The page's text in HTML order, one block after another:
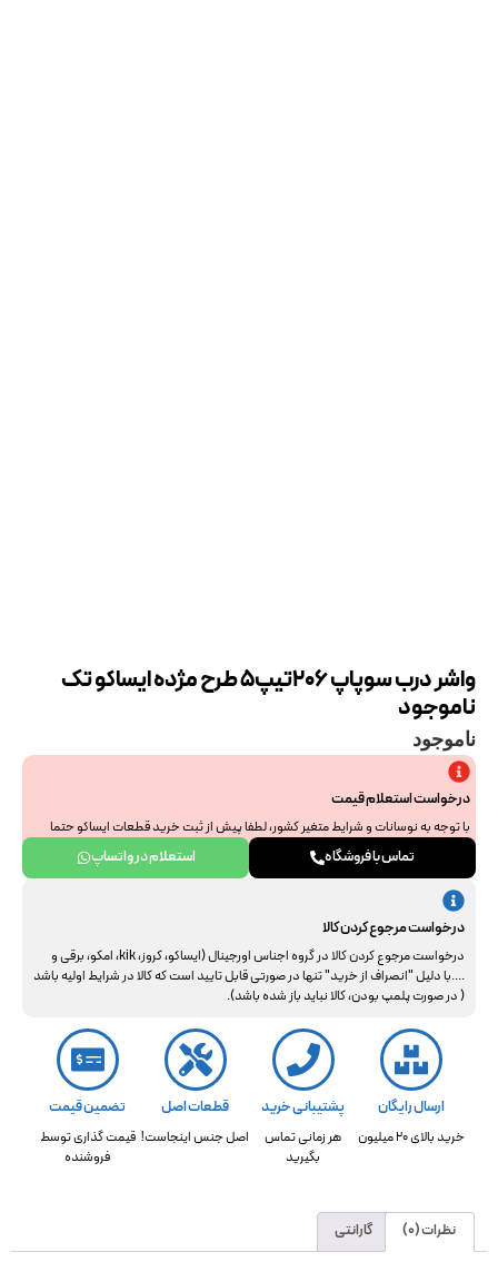
واشر درب سوپاپ 206تیپ5 طرح مژده ایساکو تک
ناموجود
ناموجود
درخواست استعلام قیمت
با توجه به نوسانات و شرایط متغیر کشور، لطفا پیش از ثبت خرید قطعات ایساکو حتما
جهت استعلام نهایی با ما هماهنگ فرمایید. از همراهی و درک شما سپاسگزاریم.
تماس با فروشگاه استعلام در واتساپ
درخواست مرجوع کردن کالا
درخواست مرجوع کردن کالا در گروه اجناس اورجینال (ایساکو، کروز، kik، امکو، برقی و
....با دلیل "انصراف از خرید" تنها در صورتی قابل تایید است که کالا در شرایط اولیه باشد
( در صورت پلمپ بودن، کالا نباید باز شده باشد).
ارسال رایگان
خرید بالای 20 میلیون
پشتیبانی خرید
هر زمانی تماس
بگیرید
قطعات اصل
اصل جنس اینجاست!
تضمین قیمت
قیمت گذاری توسط
فروشنده
نظرات (0) گارانتی